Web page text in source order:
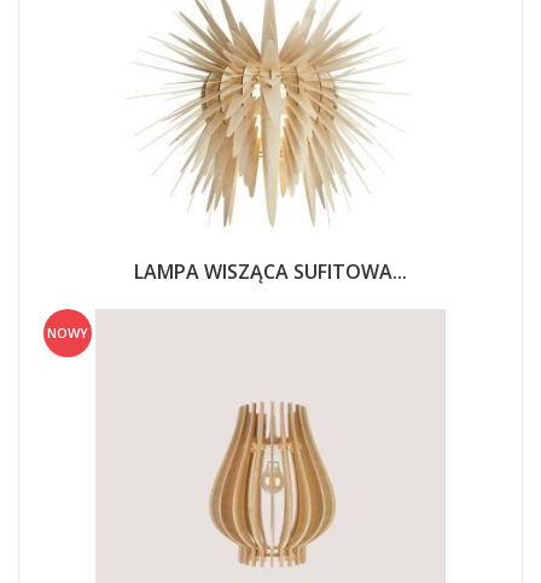
LAMPA WISZĄCA SUFITOWA...
NOWY